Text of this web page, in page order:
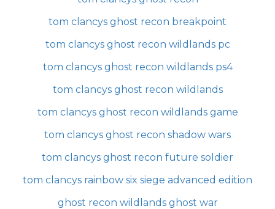
tom clancys ghost recon breakpoint
tom clancys ghost recon wildlands pc
tom clancys ghost recon wildlands ps4
tom clancys ghost recon wildlands
tom clancys ghost recon wildlands game
tom clancys ghost recon shadow wars
tom clancys ghost recon future soldier
tom clancys rainbow six siege advanced edition
ghost recon wildlands ghost war